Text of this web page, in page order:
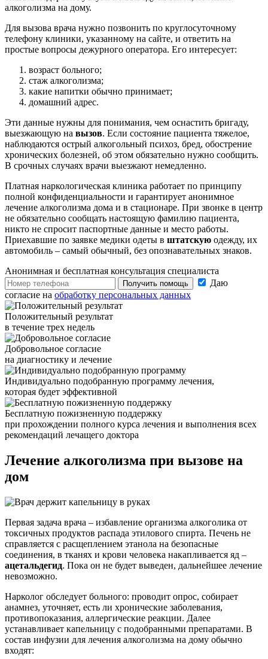
алкоголизма на дому.
Для вызова врача нужно позвонить по круглосуточному
телефону клиники, указанному на сайте, и ответить на
простые вопросы дежурного оператора. Его интересует:
возраст больного;
стаж алкоголизма;
какие напитки обычно принимает;
домашний адрес.
Эти данные нужны для понимания, чем оснастить бригаду,
выезжающую на вызов. Если состояние пациента тяжелое,
наблюдаются острый алкогольный психоз, бред, обострение
хронических болезней, об этом обязательно нужно сообщить.
В срочных случаях врачи выезжают немедленно.
Платная наркологическая клиника работает по принципу
полной конфиденциальности и гарантирует анонимное
лечение алкоголизма дома и в стационаре. При звонке в центр
не обязательно сообщать настоящую фамилию пациента,
никто не спросит паспортные данные и место работы.
Приехавшие по заявке медики одеты в штатскую одежду, их
автомобиль – самый обычный, без опознавательных знаков.
Анонимная и бесплатная консультация специалиста
Получить помощь
Даю
согласие на обработку персональных данных
Положительный результат
в течение трех недель
Добровольное согласие
на диагностику и лечение
Индивидуально подобранную программу лечения,
которая будет эффективной
Бесплатную пожизненную поддержку
при прохождении полного курса лечения и выполнения всех
рекомендаций лечащего доктора
Лечение алкоголизма при вызове на
дом
Первая задача врача – избавление организма алкоголика от
токсичных продуктов распада этилового спирта. Печень не
справляется с расщеплением этанола на безопасные
соединения, в тканях и крови человека накапливается яд –
ацетальдегид. Пока он не будет выведен, дальнейшее лечение
невозможно.
Нарколог обследует больного: проводит опрос, собирает
анамнез, уточняет, есть ли хронические заболевания,
противопоказания, аллергические реакции. Далее
устанавливает капельницу с подобранными препаратами. В
состав инфузии для лечения алкоголизма на дому обычно
входят: